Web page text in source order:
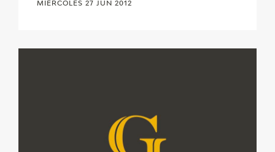
MIÉRCOLES 27 JUN 2012